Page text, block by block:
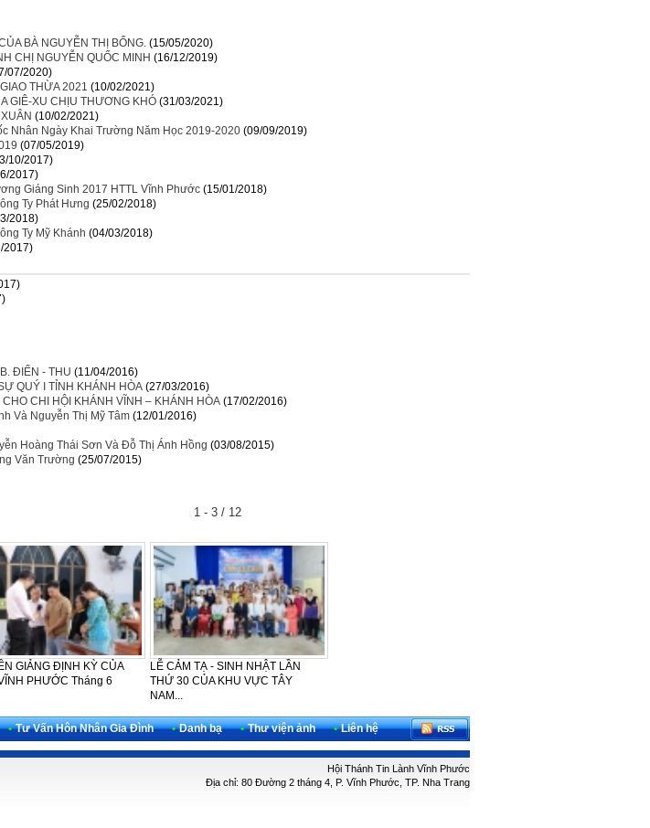
BÀ NGUYỄN THỊ BỔNG. (15/05/2020)
CHỊ NGUYỄN QUỐC MINH (16/12/2019)
07/2020)
THỪA 2021 (10/02/2021)
GIÊ-XU CHỊU THƯƠNG KHÓ (31/03/2021)
(10/02/2021)
Nhân Ngày Khai Trường Năm Học 2019-2020 (09/09/2019)
(07/05/2019)
10/2017)
2017)
Giáng Sinh 2017 HTTL Vĩnh Phước (15/01/2018)
Ty Phát Hưng (25/02/2018)
2018)
Ty Mỹ Khánh (04/03/2018)
2017)
ĐIỂN - THU (11/04/2016)
QUÝ I TỈNH KHÁNH HÒA (27/03/2016)
CHI HỘI KHÁNH VĨNH – KHÁNH HÒA (17/02/2016)
Và Nguyễn Thị Mỹ Tâm (12/01/2016)
Hoàng Thái Sơn Và Đỗ Thị Ánh Hồng (03/08/2015)
Văn Trường (25/07/2015)
1 - 3 / 12
GIẢNG ĐỊNH KỲ CỦA
PHƯỚC Tháng 6
LỄ CẢM TẠ - SINH NHẬT LẦN
THỨ 30 CỦA KHU VỰC TÂY
NAM...
• Tư Vấn Hôn Nhân Gia Đình • Danh bạ • Thư viện ảnh • Liên hệ
Hội Thánh Tin Lành Vĩnh Phước
Địa chỉ: 80 Đường 2 tháng 4, P. Vĩnh Phước, TP. Nha Trang